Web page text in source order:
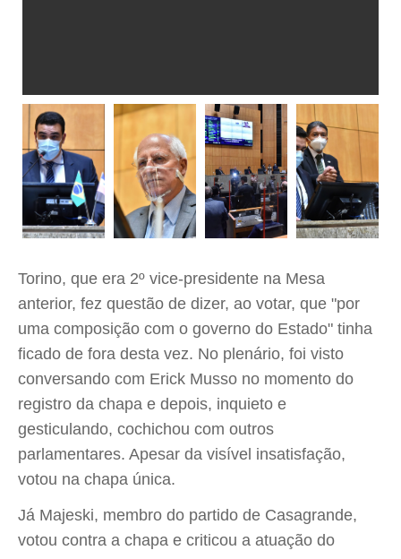
Torino, que era 2º vice-presidente na Mesa
anterior, fez questão de dizer, ao votar, que "por
uma composição com o governo do Estado" tinha
ficado de fora desta vez. No plenário, foi visto
conversando com Erick Musso no momento do
registro da chapa e depois, inquieto e
gesticulando, cochichou com outros
parlamentares. Apesar da visível insatisfação,
votou na chapa única.
Já Majeski, membro do partido de Casagrande,
votou contra a chapa e criticou a atuação do